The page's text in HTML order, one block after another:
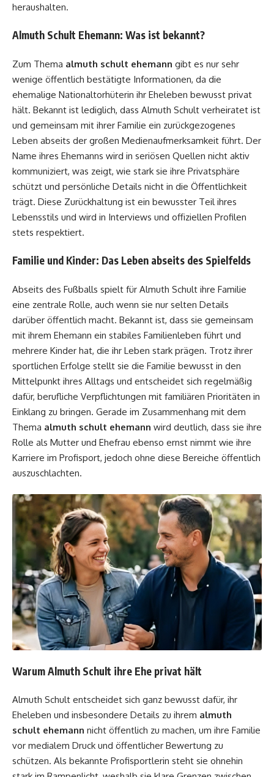
heraushalten.
Almuth Schult Ehemann: Was ist bekannt?
Zum Thema almuth schult ehemann gibt es nur sehr
wenige öffentlich bestätigte Informationen, da die
ehemalige Nationaltorhüterin ihr Eheleben bewusst privat
hält. Bekannt ist lediglich, dass Almuth Schult verheiratet ist
und gemeinsam mit ihrer Familie ein zurückgezogenes
Leben abseits der großen Medienaufmerksamkeit führt. Der
Name ihres Ehemanns wird in seriösen Quellen nicht aktiv
kommuniziert, was zeigt, wie stark sie ihre Privatsphäre
schützt und persönliche Details nicht in die Öffentlichkeit
trägt. Diese Zurückhaltung ist ein bewusster Teil ihres
Lebensstils und wird in Interviews und offiziellen Profilen
stets respektiert.
Familie und Kinder: Das Leben abseits des Spielfelds
Abseits des Fußballs spielt für Almuth Schult ihre Familie
eine zentrale Rolle, auch wenn sie nur selten Details
darüber öffentlich macht. Bekannt ist, dass sie gemeinsam
mit ihrem Ehemann ein stabiles Familienleben führt und
mehrere Kinder hat, die ihr Leben stark prägen. Trotz ihrer
sportlichen Erfolge stellt sie die Familie bewusst in den
Mittelpunkt ihres Alltags und entscheidet sich regelmäßig
dafür, berufliche Verpflichtungen mit familiären Prioritäten in
Einklang zu bringen. Gerade im Zusammenhang mit dem
Thema almuth schult ehemann wird deutlich, dass sie ihre
Rolle als Mutter und Ehefrau ebenso ernst nimmt wie ihre
Karriere im Profisport, jedoch ohne diese Bereiche öffentlich
auszuschlachten.
Warum Almuth Schult ihre Ehe privat hält
Almuth Schult entscheidet sich ganz bewusst dafür, ihr
Eheleben und insbesondere Details zu ihrem almuth
schult ehemann nicht öffentlich zu machen, um ihre Familie
vor medialem Druck und öffentlicher Bewertung zu
schützen. Als bekannte Profisportlerin steht sie ohnehin